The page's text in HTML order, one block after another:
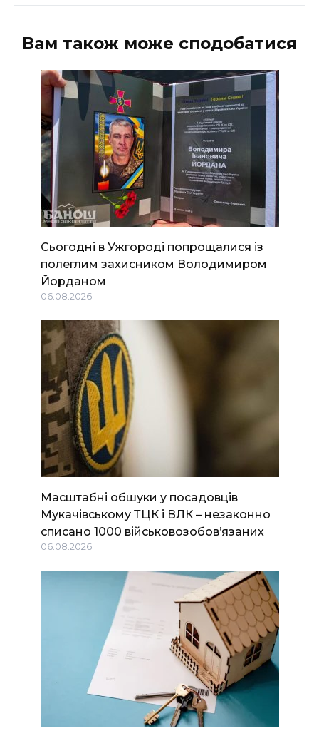
Вам також може сподобатися
Сьогодні в Ужгороді попрощалися із
полеглим захисником Володимиром
Йорданом
06.08.2026
Масштабні обшуки у посадовців
Мукачівському ТЦК і ВЛК – незаконно
списано 1000 військовозобов’язаних
06.08.2026